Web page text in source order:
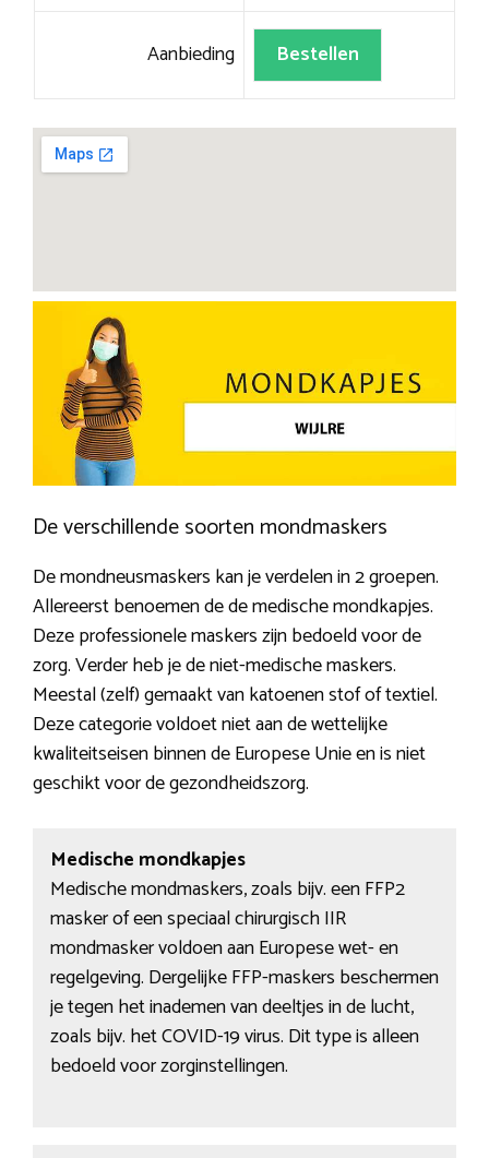
Aanbieding Bestellen
De verschillende soorten mondmaskers
De mondneusmaskers kan je verdelen in 2 groepen.
Allereerst benoemen de de medische mondkapjes.
Deze professionele maskers zijn bedoeld voor de
zorg. Verder heb je de niet-medische maskers.
Meestal (zelf) gemaakt van katoenen stof of textiel.
Deze categorie voldoet niet aan de wettelijke
kwaliteitseisen binnen de Europese Unie en is niet
geschikt voor de gezondheidszorg.
Medische mondkapjes
Medische mondmaskers, zoals bijv. een FFP2
masker of een speciaal chirurgisch IIR
mondmasker voldoen aan Europese wet- en
regelgeving. Dergelijke FFP-maskers beschermen
je tegen het inademen van deeltjes in de lucht,
zoals bijv. het COVID-19 virus. Dit type is alleen
bedoeld voor zorginstellingen.